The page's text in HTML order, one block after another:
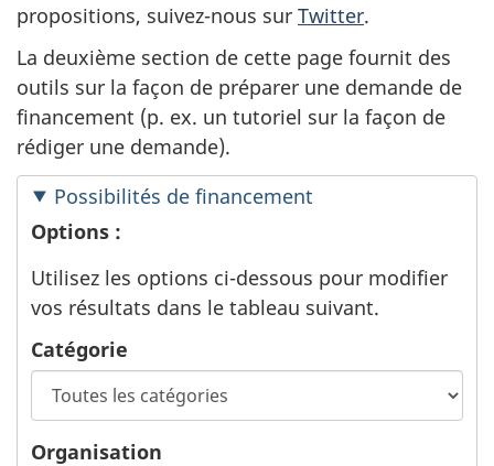
propositions, suivez-nous sur Twitter.
La deuxième section de cette page fournit des
outils sur la façon de préparer une demande de
financement (p. ex. un tutoriel sur la façon de
rédiger une demande).
Possibilités de financement
Options :
Utilisez les options ci-dessous pour modifier
vos résultats dans le tableau suivant.
Catégorie
Organisation